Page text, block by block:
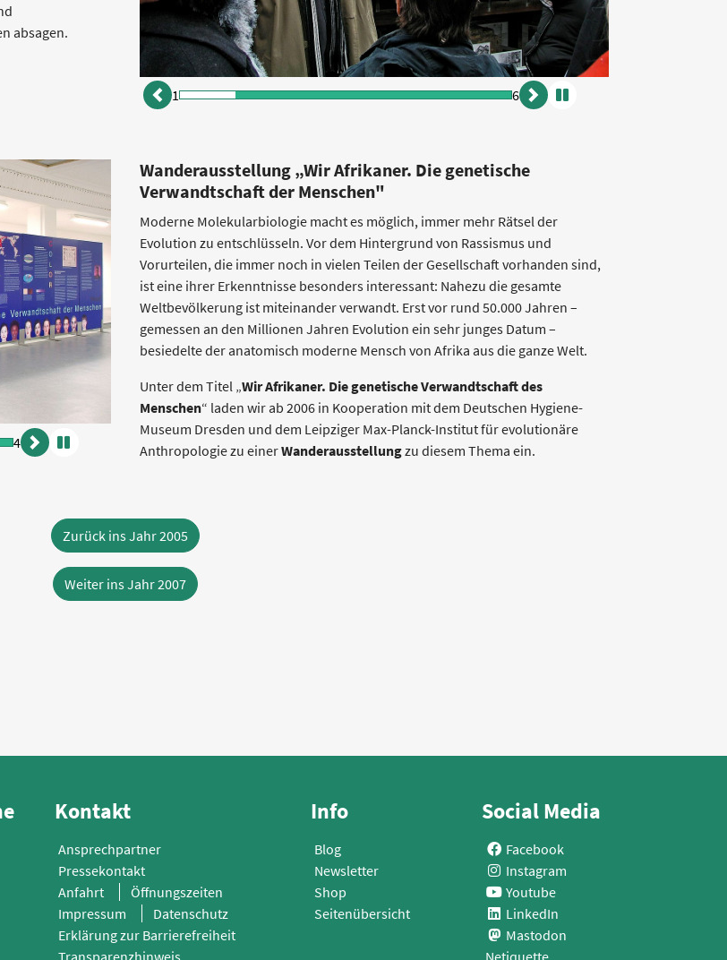
absagen.
zurück
2 6
vor
4
vor
Wanderausstellung „Wir Afrikaner. Die genetische
Verwandtschaft der Menschen"
Moderne Molekularbiologie macht es möglich, immer mehr Rätsel der
Evolution zu entschlüsseln. Vor dem Hintergrund von Rassismus und
Vorurteilen, die immer noch in vielen Teilen der Gesellschaft vorhanden sind,
ist eine ihrer Erkenntnisse besonders interessant: Nahezu die gesamte
Weltbevölkerung ist miteinander verwandt. Erst vor rund 50.000 Jahren –
gemessen an den Millionen Jahren Evolution ein sehr junges Datum –
besiedelte der anatomisch moderne Mensch von Afrika aus die ganze Welt.
Unter dem Titel „Wir Afrikaner. Die genetische Verwandtschaft des
Menschen“ laden wir ab 2006 in Kooperation mit dem Deutschen Hygiene-
Museum Dresden und dem Leipziger Max-Planck-Institut für evolutionäre
Anthropologie zu einerWanderausstellungzu diesem Thema ein.
Zurück ins Jahr 2005
Weiter ins Jahr 2007
Kontakt
Ansprechpartner
Pressekontakt
Anfahrt
Öffnungszeiten
Impressum
Datenschutz
Erklärung zur Barrierefreiheit
Info
Blog
Newsletter
Shop
Seitenübersicht
Social Media
Facebook
Instagram
Youtube
LinkedIn
Mastodon